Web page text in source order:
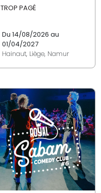
TROP PAGÉ
Du 14/08/2026 au
01/04/2027
Hainaut, Liège, Namur